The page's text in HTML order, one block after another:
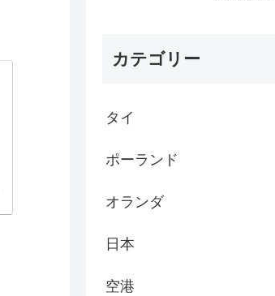
カテゴリー
タイ
ポーランド
オランダ
日本
空港